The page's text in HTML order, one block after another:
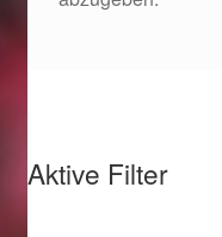
Startseite
Aktive Filter